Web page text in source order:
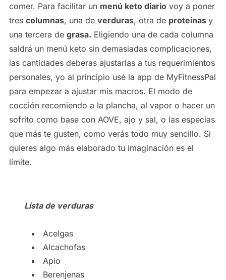
comer. Para facilitar un menú keto diariovoy a poner
tres columnas, una de verduras, otra de proteínas y
una tercera de grasa. Eligiendo una de cada columna
saldrá un menú keto sin demasiadas complicaciones,
las cantidades deberas ajustarlas a tus requerimientos
personales, yo al principio usé la app de MyFitnessPal
para empezar a ajustar mis macros. El modo de
cocción recomiendo a la plancha, al vapor o hacer un
sofrito como base con AOVE, ajo y sal, o las especias
que más te gusten, como verás todo muy sencillo. Si
quieres algo más elaborado tu imaginación es el
límite.
Lista de verduras
Acelgas
Alcachofas
Apio
Berenjenas